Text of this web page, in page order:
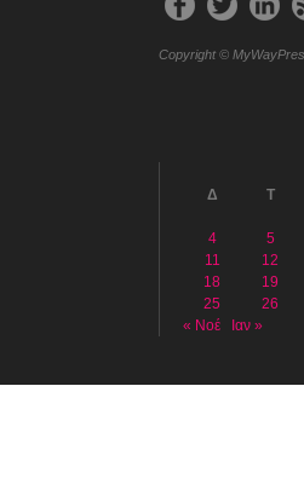
Copyright ©
Δ
Τ
4
5
11
12
18
19
25
26
« Νοέ
Ιαν »